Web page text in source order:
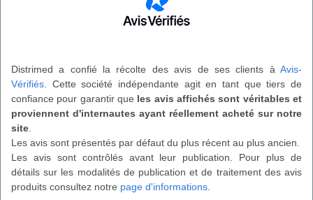
Distrimed a confié la récolte des avis de ses clients à Avis-
Vérifiés . Cette société indépendante agit en tant que tiers de
confiance pour garantir que les avis affichés sont véritables et
proviennent d'internautes ayant réellement acheté sur notre
site
Les avis sont présentés par défaut du plus récent au plus ancien.
Les avis sont contrôlés avant leur publication. Pour plus de
détails sur les modalités de publication et de traitement des avis
produits consultez notre page d'informations